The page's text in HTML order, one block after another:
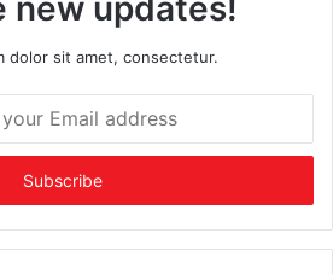
new updates!
dolor sit amet, consectetur.